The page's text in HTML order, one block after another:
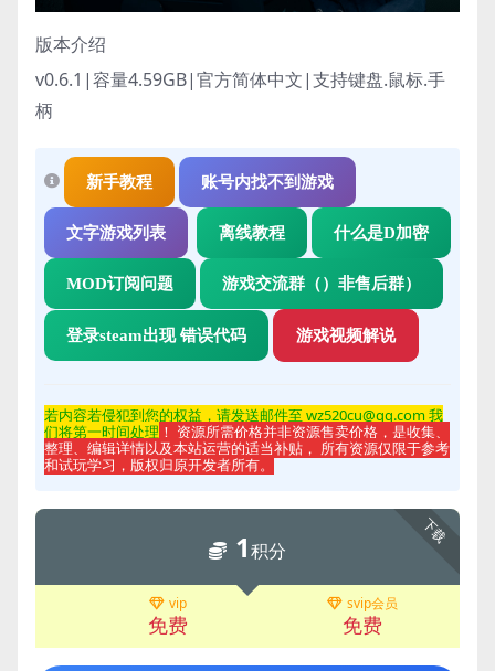
版本介绍
v0.6.1|容量4.59GB|官方简体中文|支持键盘.鼠标.手
柄
新手教程 账号内找不到游戏
文字游戏列表 离线教程 什么是D加密
MOD订阅问题 游戏交流群（）非售后群）
登录steam出现 错误代码 游戏视频解说
若内容若侵犯到您的权益，请发送邮件至 wz520cu@qq.com 我
们将第一时间处理 ！ 资源所需价格并非资源售卖价格，是收集、
整理、编辑详情以及本站运营的适当补贴， 所有资源仅限于参考
和试玩学习，版权归原开发者所有。
下载
1积分
vip
免费
svip会员
免费